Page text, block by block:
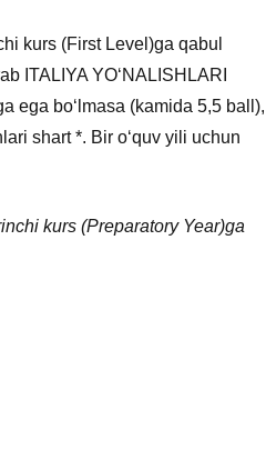
kurs (First Level)ga qabul
ITALIYA YOʻNALISHLARI
ega boʻlmasa (kamida 5,5 ball),
shart *. Bir oʻquv yili uchun
kurs (Preparatory Year)ga